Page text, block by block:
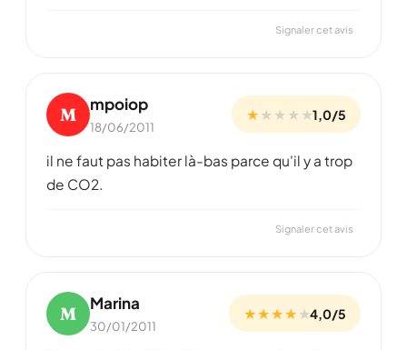
Signaler cet avis
M mpoiop
18/06/2011
★★ ★ ★ ★1,0/5
il ne faut pas habiter là-bas parce qu'il y a trop
de CO2.
Signaler cet avis
M Marina
30/01/2011
★ ★ ★ ★★4,0/5